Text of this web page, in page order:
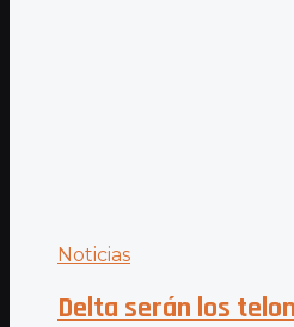
Noticias
Delta serán los